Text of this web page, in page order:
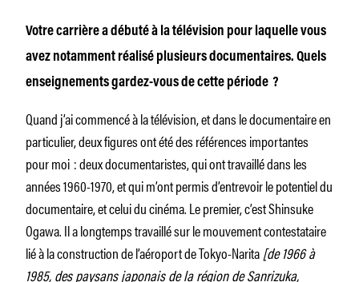
Votre carrière a débuté à la télévision pour laquelle vous
avez notamment réalisé plusieurs documentaires. Quels
enseignements gardez-vous de cette période ?
Quand j’ai commencé à la télévision, et dans le documentaire en
particulier, deux figures ont été des références importantes
pour moi : deux documentaristes, qui ont travaillé dans les
années 1960-1970, et qui m’ont permis d’entrevoir le potentiel du
documentaire, et celui du cinéma. Le premier, c’est Shinsuke
Ogawa. Il a longtemps travaillé sur le mouvement contestataire
lié à la construction de l’aéroport de Tokyo-­Narita[de 1966 à
1985, des paysans japonais de la région de Sanrizuka,